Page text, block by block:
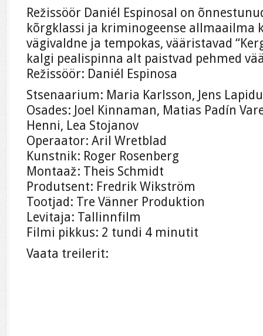
Režissöör Daniél Espinosal on
kõrgklassi ja kriminogeense allmaailma
vägivaldne ja tempokas, vääristavad
kalgi pealispinna alt paistvad pehmed
Režissöör: Daniél Espinosa
Stsenaarium: Maria Karlsson, Jens
Osades: Joel Kinnaman, Matias Padín
Henni, Lea Stojanov
Operaator: Aril Wretblad
Kunstnik: Roger Rosenberg
Montaaž: Theis Schmidt
Produtsent: Fredrik Wikström
Tootjad: Tre Vänner Produktion
Levitaja: Tallinnfilm
Filmi pikkus: 2 tundi 4 minutit
Vaata treilerit: